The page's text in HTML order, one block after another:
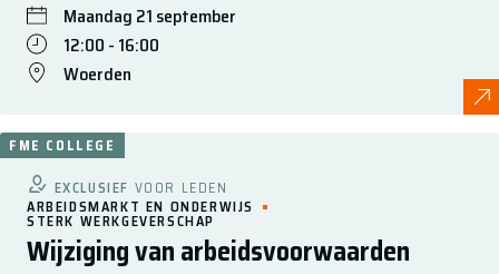
Maandag 21 september
12:00 - 16:00
Woerden
Wijziging van arbeidsvoorwaarden
EXCLUSIEF VOOR LEDEN
ARBEIDSMARKT EN ONDERWIJS
STERK WERKGEVERSCHAP
FME COLLEGE